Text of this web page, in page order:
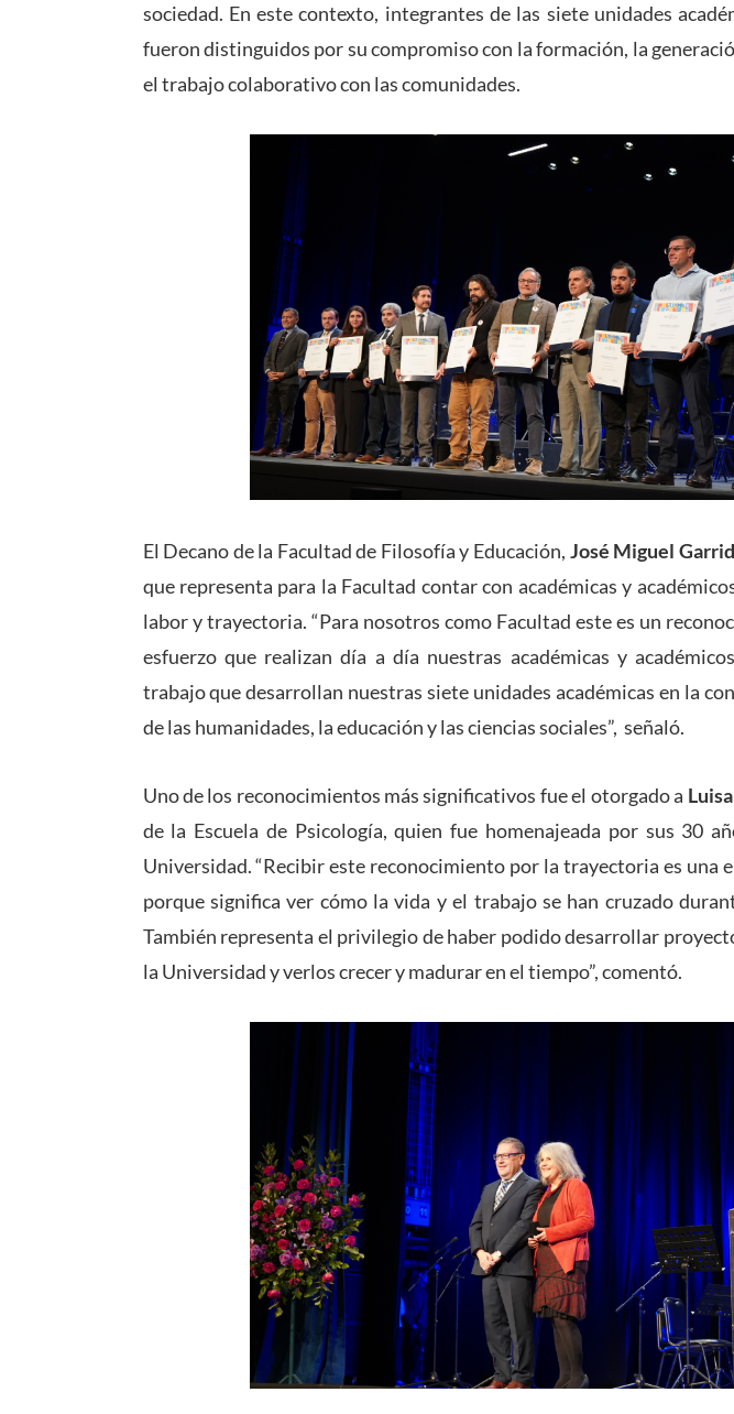
sociedad. En este contexto, integrantes de las siete unidades
fueron distinguidos por su compromiso con la formación, la
el trabajo colaborativo con las comunidades.
El Decano de la Facultad de Filosofía y Educación, José Miguel
que representa para la Facultad contar con académicas y
labor y trayectoria. “Para nosotros como Facultad este es un
esfuerzo que realizan día a día nuestras académicas y
trabajo que desarrollan nuestras siete unidades académicas en la
de las humanidades, la educación y las ciencias sociales”, señaló.
Uno de los reconocimientos más significativos fue el otorgado a
de la Escuela de Psicología, quien fue homenajeada por sus 30
Universidad. “Recibir este reconocimiento por la trayectoria es una
porque significa ver cómo la vida y el trabajo se han cruzado
También representa el privilegio de haber podido desarrollar
la Universidad y verlos crecer y madurar en el tiempo”, comentó.